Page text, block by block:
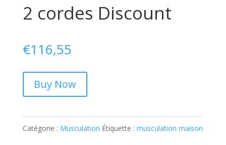
2 cordes Discount
€116,55
Buy Now
Catégorie : Musculation Étiquette : musculation maison